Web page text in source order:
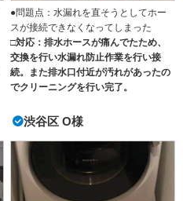
●問題点：水漏れを直そうとしてホー
スが接続できなくなってしまった
□対応：排水ホースが痛んでたため、
交換を行い水漏れ防止作業を行い接
続。また排水口付近が汚れがあったの
でクリーニングを行い完了。
渋谷区 O様